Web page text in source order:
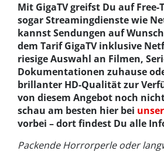
Mit GigaTV greifst Du auf Free-
sogar Streamingdienste wie
kannst Sendungen auf
dem Tarif GigaTV inklusive
riesige Auswahl an Filmen,
Dokumentationen zuhause
brillanter HD-Qualität zur
von diesem Angebot noch
schau am besten hier bei
vorbei – dort findest Du alle
Packende Horrorperle oder